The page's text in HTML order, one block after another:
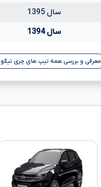
سال 1395
سال 1394
معرفی و بررسی همه تیپ های چری تیگو 5